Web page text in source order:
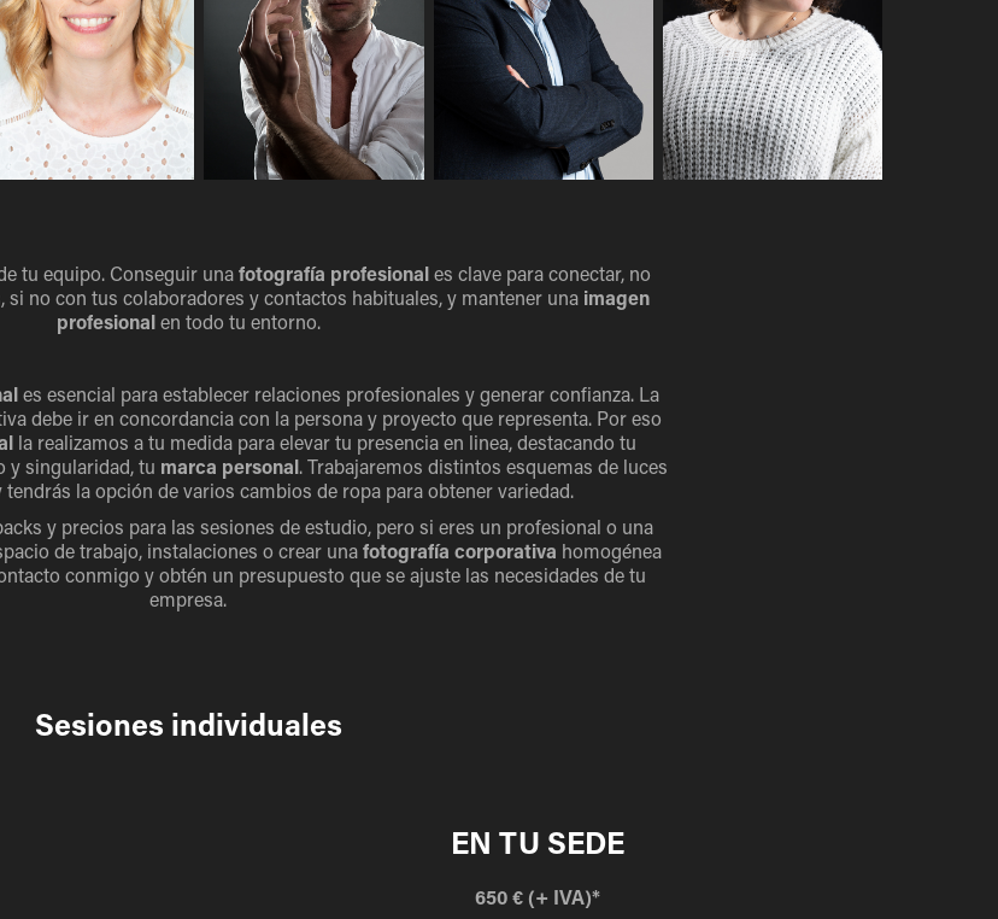
tu equipo. Conseguir unafotografía profesionales clave para conectar, no
no con tus colaboradores y contactos habituales, y mantener una imagen
profesionalen todo tu entorno.
es esencial para establecer relaciones profesionales y generar confianza. La
debe ir en concordancia con la persona y proyecto que representa. Por eso
la realizamos a tu medida para elevar tu presencia en linea, destacando tu
y singularidad, tu marca personal. Trabajaremos distintos esquemas de luces
la opción de varios cambios de ropa para obtener variedad.
y precios para las sesiones de estudio, pero si eres un profesional o una
de trabajo, instalaciones o crear unafotografía corporativa homogénea
conmigo y obtén un presupuesto que se ajuste las necesidades de tu
empresa.
Sesiones individuales
EN TU SEDE
650 € (+ IVA)*